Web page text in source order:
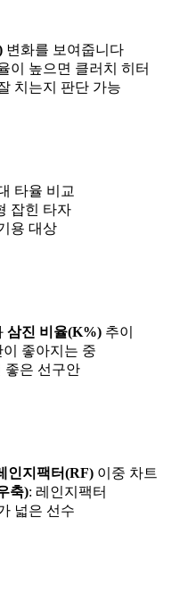
변화를 보여줍니다
이 높으면 클러치 히터
치는지 판단 가능
타율 비교
잡힌 타자
용 대상
삼진 비율(K%) 추이
좋아지는 중
좋은 선구안
인지팩터(RF) 이중 차트
축): 레인지팩터
넓은 선수